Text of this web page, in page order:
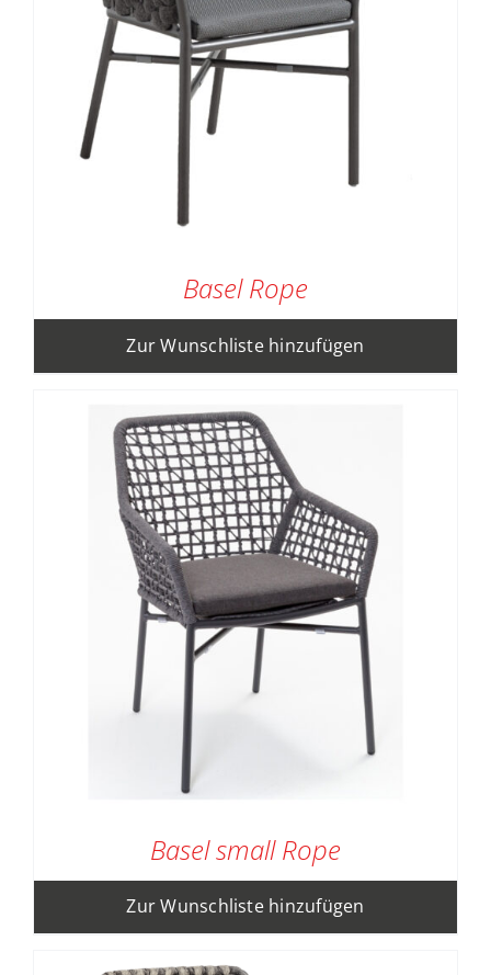
Basel Rope
Zur Wunschliste hinzufügen
Basel small Rope
Zur Wunschliste hinzufügen